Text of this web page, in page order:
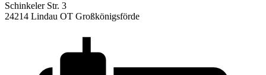
Schinkeler Str. 3
24214 Lindau OT Großkönigsförde